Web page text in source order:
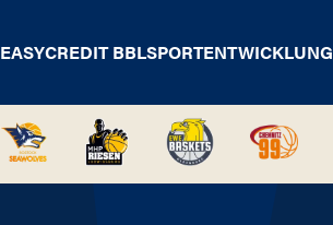
EASYCREDIT BBLSPORTENTWICKLUNG